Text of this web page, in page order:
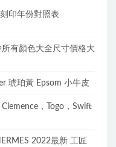
印年份對照表
有顏色大全尺寸價格大
琥珀黃 Epsom 小牛皮
，Togo，Swift
2022最新 工匠